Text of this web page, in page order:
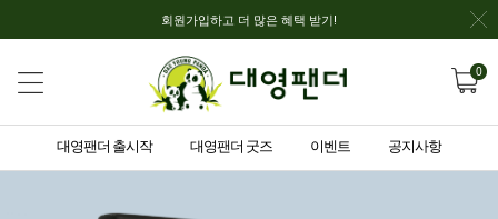
회원가입하고 더 많은 혜택 받기!
0
대영팬더 출시작 대영팬더 굿즈 이벤트 공지사항